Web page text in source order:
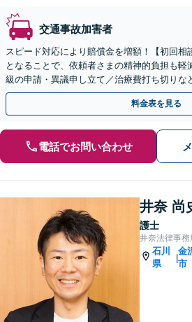
交通事故加害者
スピード対応により賠償金を増額！【初回相
となることで、依頼者さまの精神的負担も軽
級の申請・異議申し立て／治療費打ち切りな
通。弁護士費用特約のご利用も可能です。
料金表を見る
電話でお問い合わせ
井奈 尚
護士
井奈法律事務
石川
県
|
金
市